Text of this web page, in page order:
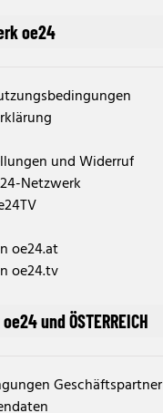
oe24
und Widerruf
Netzwerk
oe24.at
oe24.tv
und ÖSTERREICH
Geschäftspartner